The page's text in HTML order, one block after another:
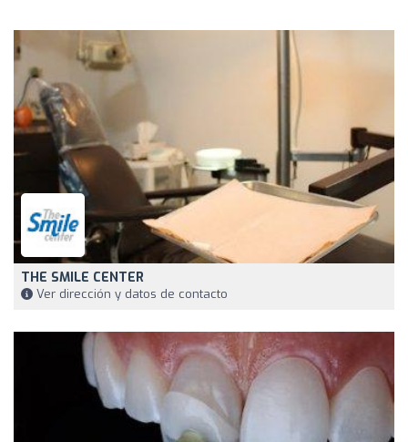
THE SMILE CENTER
Ver dirección y datos de contacto